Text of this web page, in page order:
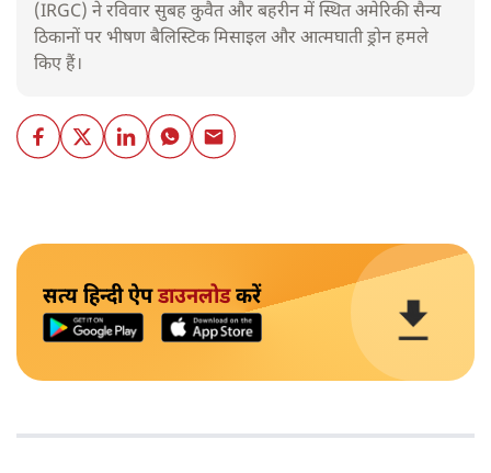
(IRGC) ने रविवार सुबह कुवैत और बहरीन में स्थित अमेरिकी सैन्य
ठिकानों पर भीषण बैलिस्टिक मिसाइल और आत्मघाती ड्रोन हमले
किए हैं।
सत्य हिन्दी ऐपडाउनलोडकरें